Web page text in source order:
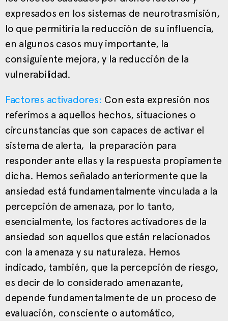
expresados en los sistemas de neurotrasmisión,
lo que permitiría la reducción de su influencia,
en algunos casos muy importante, la
consiguiente mejora, y la reducción de la
vulnerabilidad.
Factores activadores: Con esta expresión nos
referimos a aquellos hechos, situaciones o
circunstancias que son capaces de activar el
sistema de alerta, la preparación para
responder ante ellas y la respuesta propiamente
dicha. Hemos señalado anteriormente que la
ansiedad está fundamentalmente vinculada a la
percepción de amenaza, por lo tanto,
esencialmente, los factores activadores de la
ansiedad son aquellos que están relacionados
con la amenaza y su naturaleza. Hemos
indicado, también, que la percepción de riesgo,
es decir de lo considerado amenazante,
depende fundamentalmente de un proceso de
evaluación, consciente o automático,